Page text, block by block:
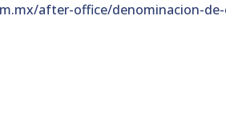
after-office/denominacion-